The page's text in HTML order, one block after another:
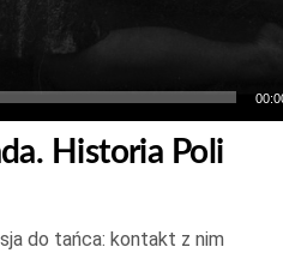
Historia Poli
do tańca: kontakt z nim